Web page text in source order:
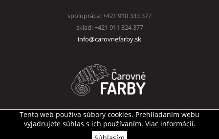
Tento web používa súbory cookies. Prehliadaním webu
vyjadrujete súhlas s ich používaním. Viac informácií.
spolupráca: +421 910 333 377
sklad: +421 911 324 377
info@carovnefarby.sk
Všetky práva vyhradené© Čarovné farby s.r.o.
Tvorba internetového obchoduAZn webdesign